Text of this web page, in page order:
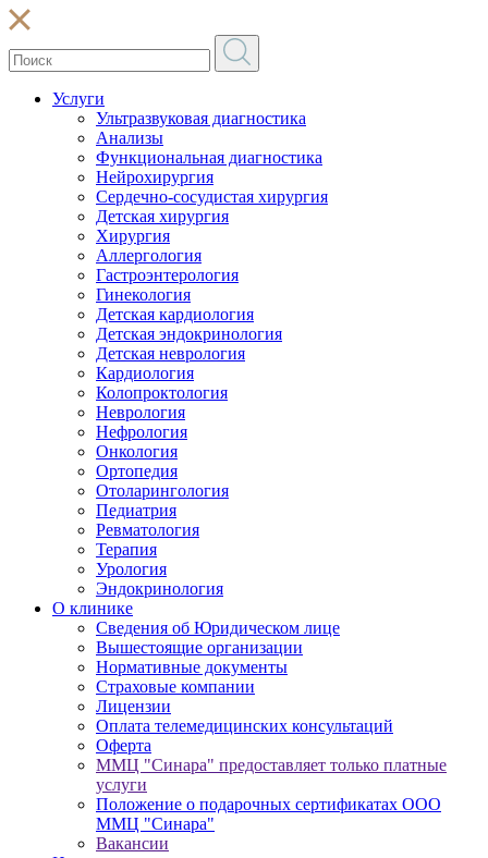
Услуги
Ультразвуковая диагностика
Анализы
Функциональная диагностика
Нейрохирургия
Сердечно-сосудистая хирургия
Детская хирургия
Хирургия
Аллергология
Гастроэнтерология
Гинекология
Детская кардиология
Детская эндокринология
Детская неврология
Кардиология
Колопроктология
Неврология
Нефрология
Онкология
Ортопедия
Отоларингология
Педиатрия
Ревматология
Терапия
Урология
Эндокринология
О клинике
Сведения об Юридическом лице
Вышестоящие организации
Нормативные документы
Cтраховые компании
Лицензии
Оплата телемедицинских консультаций
Оферта
ММЦ "Синара" предоставляет только платные
услуги
Положение о подарочных сертификатах ООО
ММЦ "Синара"
Вакансии